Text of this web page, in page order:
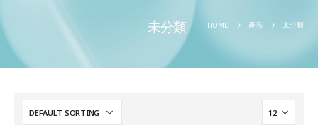
未分類 HOME 產品 未分類